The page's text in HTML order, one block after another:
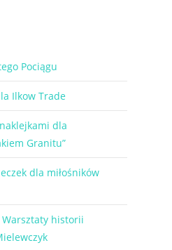
Pociągu
Ilkow Trade
dla
Granitu”
dla miłośników
historii